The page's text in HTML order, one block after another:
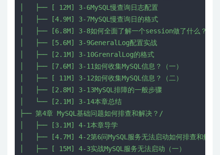
│   ├── [ 12M] 3-6MySQL慢查询日志配置
│   ├── [4.9M] 3-7MySQL慢查询日的格式
│   ├── [6.8M] 3-8如何全面了解一个session做了什么？
│   ├── [5.6M] 3-9GeneralLog配置实战
│   ├── [2.1M] 3-10GrenralLog的格式
│   ├── [7.6M] 3-11如何收集MySQL信息？（一）
│   ├── [ 11M] 3-12如何收集MySQL信息？（二）
│   ├── [2.8M] 3-13MySQL排障的一般步骤
│   └── [2.1M] 3-14本章总结
├── 第4章 MySQL基础问题如何排查和解决？/
│   ├── [3.1M] 4-1本章导学
│   ├── [4.7M] 4-2第6问MySQL服务无法启动如何排查和解决
│   ├── [ 15M] 4-3实战MySQL服务无法启动（一）